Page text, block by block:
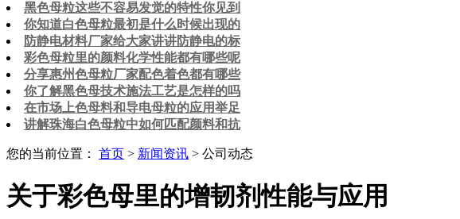
黑色母粒这些不容易发觉的特性你见到
你知道白色母粒最初是什么时候出现的
防静电材料厂家给大家讲讲防静电的标
彩色母粒里的颜料化学性能都有哪些呢
分享惠州色母粒厂家配色着色都有哪些
你了解黑色母技术施法工艺是怎样的吗
在市场上色母料和导电母粒的应用举足
讲解珠海白色母粒中如何匹配颜料和抗
您的当前位置： 首页 > 新闻资讯 > 公司动态
关于彩色母里的增韧剂性能与应用